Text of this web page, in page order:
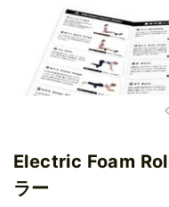
Electric Foam
ラー